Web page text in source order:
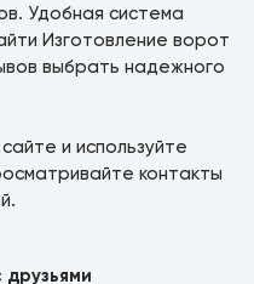
Удобная система
Изготовление ворот
выбрать надежного
и используйте
контакты